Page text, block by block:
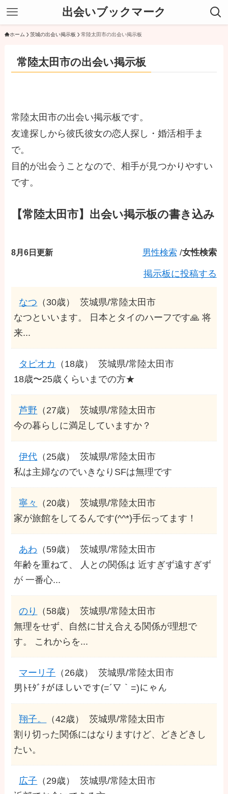
出会いブックマーク
ホーム 茨城の出会い掲示板 常陸太田市の出会い掲示板
常陸太田市の出会い掲示板
常陸太田市の出会い掲示板です。
友達探しから彼氏彼女の恋人探し・婚活相手ま
で。
目的が出会うことなので、相手が見つかりやすい
です。
【常陸太田市】出会い掲示板の書き込み
8月6日更新 男性検索 /女性検索
掲示板に投稿する
なつ （30歳）
茨城県/常陸太田市
なつといいます。 日本とタイのハーフです🙏 将
来...
タピオカ （18歳）
茨城県/常陸太田市
18歳〜25歳くらいまでの方★
芦野 （27歳）
茨城県/常陸太田市
今の暮らしに満足していますか？
伊代 （25歳）
茨城県/常陸太田市
私は主婦なのでいきなりSFは無理です
寧々 （20歳）
茨城県/常陸太田市
家が旅館をしてるんです(^^*)手伝ってます！
あわ （59歳）
茨城県/常陸太田市
年齢を重ねて、 人との関係は 近すぎず遠すぎず
が 一番心...
のり （58歳）
茨城県/常陸太田市
無理をせず、自然に甘え合える関係が理想で
す。 これからを...
マーリ子 （26歳）
茨城県/常陸太田市
男ﾄﾓﾀﾞﾁがほしいです(=´∇｀=)にゃん
翔子。 （42歳）
茨城県/常陸太田市
割り切った関係にはなりますけど、どきどきし
たい。
広子 （29歳）
茨城県/常陸太田市